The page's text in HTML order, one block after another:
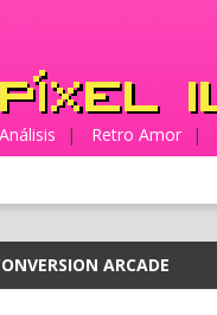
Análisis | Retro Amor |
ARCADE